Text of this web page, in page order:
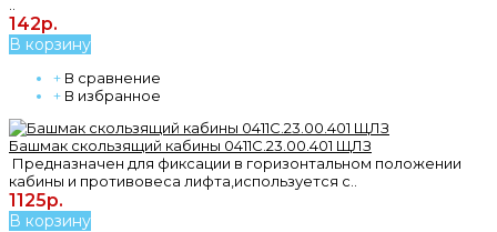
142р.
В корзину
+ В сравнение
+ В избранное
Башмак скользящий кабины 0411С.23.00.401 ЩЛЗ
Предназначен для фиксации в горизонтальном положении
кабины и противовеса лифта,используется с..
1125р.
В корзину